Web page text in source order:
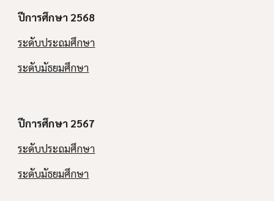
ปีการศึกษา 2568
ระดับประถมศึกษา
ระดับมัธยมศึกษา
ปีการศึกษา 2567
ระดับประถมศึกษา
ระดับมัธยมศึกษา